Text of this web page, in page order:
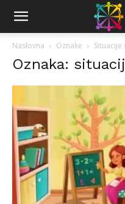
Naslovna Oznake Situacije
Oznaka: